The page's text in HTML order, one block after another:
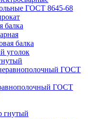
ГОСТ 8645-68
балка
балка
уголок
ГОСТ
ГОСТ
гнутый